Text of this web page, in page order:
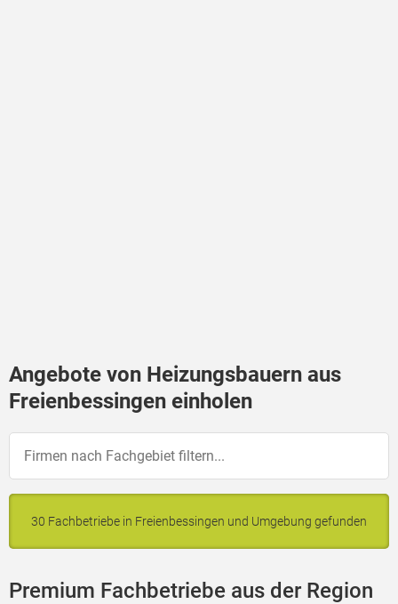
Angebote von Heizungsbauern aus
Freienbessingen einholen
30 Fachbetriebe in Freienbessingen und Umgebung gefunden
Premium Fachbetriebe aus der Region